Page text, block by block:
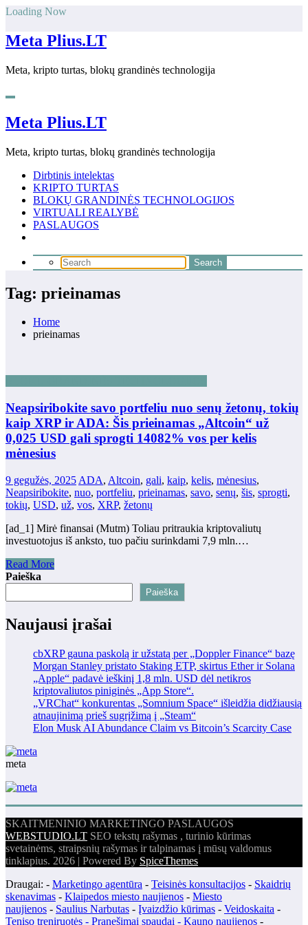
Skip
content
Loading Now
Meta Plius.LT
Meta, kripto turtas, blokų grandinės technologija
Meta Plius.LT
Meta, kripto turtas, blokų grandinės technologija
Dirbtinis intelektas
KRIPTO TURTAS
BLOKŲ GRANDINĖS TECHNOLOGIJOS
VIRTUALI REALYBĖ
PASLAUGOS
Tag: prieinamas
Home
prieinamas
Neapsiribokite savo portfeliu nuo senų žetonų, tokių
kaip XRP ir ADA: Šis prieinamas „Altcoin“ už
0,025 USD gali sprogti 14082% vos per kelis
mėnesius
9 gegužės, 2025 ADA, Altcoin, gali, kaip, kelis, mėnesius,
Neapsiribokite, nuo, portfeliu, prieinamas, savo, senų, šis, sprogti,
tokių, USD, už, vos, XRP, žetonų
[ad_1] Mirė finansai (Mutm) Toliau pritraukia kriptovaliutų
investuotojus iš anksto, tuo pačiu surinkdami 7,9 mln.…
Read More
Paieška
Paieška
Naujausi įrašai
cbXRP gauna paskolą ir užstatą per „Doppler Finance“ bazę
Morgan Stanley pristato Staking ETP, skirtus Ether ir Solana
„Apple“ padavė ieškinį 1,8 mln. USD dėl netikros
kriptovaliutos piniginės „App Store“.
„VRChat“ konkurentas „Somnium Space“ išleidžia didžiausią
atnaujinimą prieš sugrįžimą į „Steam“
Elon Musk AI Abundance Claim vs Bitcoin’s Scarcity Case
meta
SKAITMENINIO MARKETINGO PASLAUGOS
WEBSTUDIO.LT SEO tekstų rašymas , turinio kūrimas
svetainėms, straipsnių rašymas ir talpinamas į mūsų valdomus
tinklapius. 2026 | Powered By SpiceThemes
Draugai: - Marketingo agentūra - Teisinės konsultacijos - Skaidrių
skenavimas - Klaipedos miesto naujienos - Miesto
naujienos - Saulius Narbutas - Įvaizdžio kūrimas - Veidoskaita -
Teniso treniruotės - Pranešimai spaudai - Kauno naujienos -